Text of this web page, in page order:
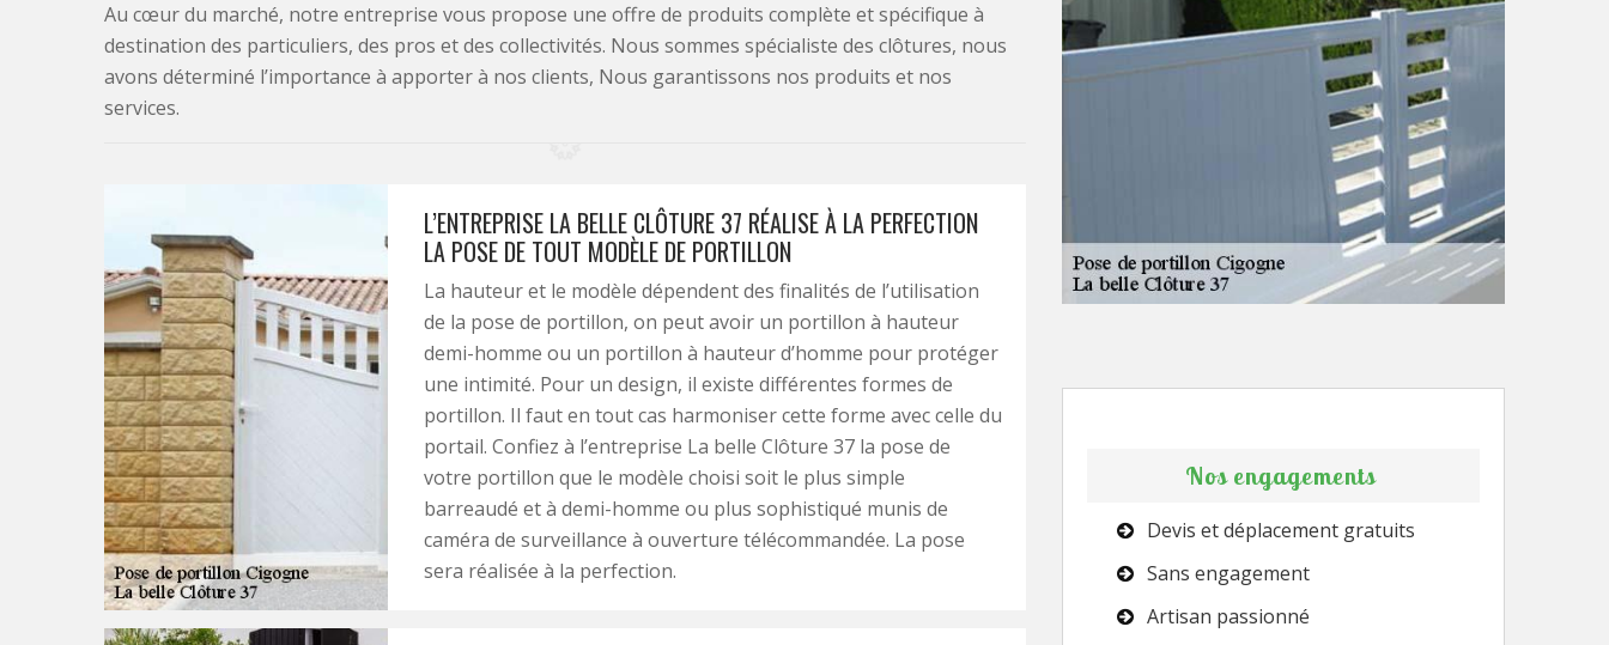
Au cœur du marché, notre entreprise vous propose une offre de produits complète et spécifique à
destination des particuliers, des pros et des collectivités. Nous sommes spécialiste des clôtures, nous
avons déterminé l’importance à apporter à nos clients, Nous garantissons nos produits et nos
services.
L’ENTREPRISE LA BELLE CLÔTURE 37 RÉALISE À LA PERFECTION
LA POSE DE TOUT MODÈLE DE PORTILLON
La hauteur et le modèle dépendent des finalités de l’utilisation
de la pose de portillon, on peut avoir un portillon à hauteur
demi-homme ou un portillon à hauteur d’homme pour protéger
une intimité. Pour un design, il existe différentes formes de
portillon. Il faut en tout cas harmoniser cette forme avec celle du
portail. Confiez à l’entreprise La belle Clôture 37 la pose de
votre portillon que le modèle choisi soit le plus simple
barreaudé et à demi-homme ou plus sophistiqué munis de
caméra de surveillance à ouverture télécommandée. La pose
sera réalisée à la perfection.
Nos engagements
Devis et déplacement gratuits
Sans engagement
Artisan passionné